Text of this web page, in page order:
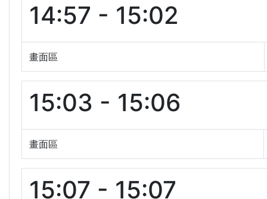
14:57 - 15:02
畫面區
15:03 - 15:06
畫面區
15:07 - 15:07